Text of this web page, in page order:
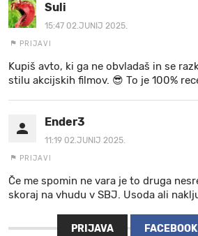
Suli
15:47 02.JUNIJ 2025.
PRIJAVI
Kupiš avto, ki ga ne obvladaš in se
stilu akcijskih filmov. 😎 To je 100%
Ender3
11:19 02.JUNIJ 2025.
PRIJAVI
Če me spomin ne vara je to druga
skoraj na vhudu v SBJ. Usoda ali
PRIJAVA